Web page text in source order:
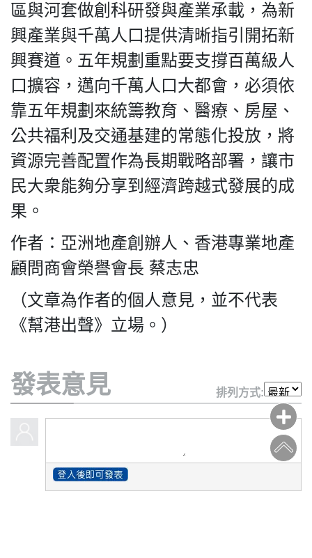
區與河套做創科研發與產業承載，為新
興產業與千萬人口提供清晰指引開拓新
興賽道。五年規劃重點要支撐百萬級人
口擴容，邁向千萬人口大都會，必須依
靠五年規劃來統籌教育、醫療、房屋、
公共福利及交通基建的常態化投放，將
資源完善配置作為長期戰略部署，讓市
民大衆能夠分享到經濟跨越式發展的成
果。
作者：亞洲地產創辦人、香港專業地產
顧問商會榮譽會長 蔡志忠
（文章為作者的個人意見，並不代表
《幫港出聲》立場。）
發表意見 排列方式: